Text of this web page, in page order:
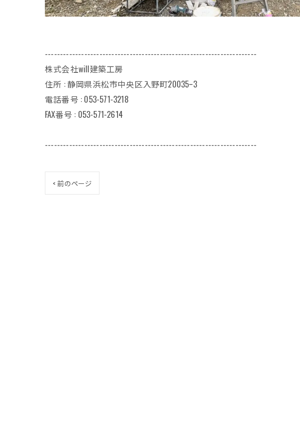
----------------------------------------------------------------------
株式会社will建築工房
住所 : 静岡県浜松市中央区入野町20035ｰ3
電話番号 : 053-571-3218
FAX番号 : 053-571-2614
----------------------------------------------------------------------
< 前のページ